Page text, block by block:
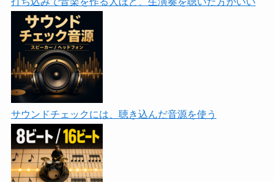
サウンドチェックには、聴き込んだ音源を使う